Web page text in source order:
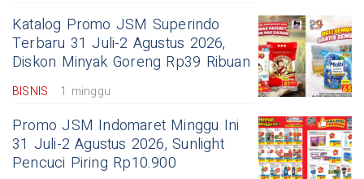
Katalog Promo JSM Superindo
Terbaru 31 Juli-2 Agustus 2026,
Diskon Minyak Goreng Rp39 Ribuan
BISNIS 1 minggu
Promo JSM Indomaret Minggu Ini
31 Juli-2 Agustus 2026, Sunlight
Pencuci Piring Rp10.900